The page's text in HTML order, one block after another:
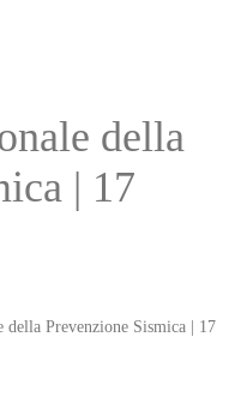
della
| 17
della Prevenzione Sismica | 17